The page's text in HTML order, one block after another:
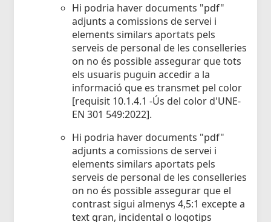
Hi podria haver documents "pdf"
adjunts a comissions de servei i
elements similars aportats pels
serveis de personal de les conselleries
on no és possible assegurar que tots
els usuaris puguin accedir a la
informació que es transmet pel color
[requisit 10.1.4.1 -Ús del color d'UNE-
EN 301 549:2022].
Hi podria haver documents "pdf"
adjunts a comissions de servei i
elements similars aportats pels
serveis de personal de les conselleries
on no és possible assegurar que el
contrast sigui almenys 4,5:1 excepte a
text gran, incidental o logotips